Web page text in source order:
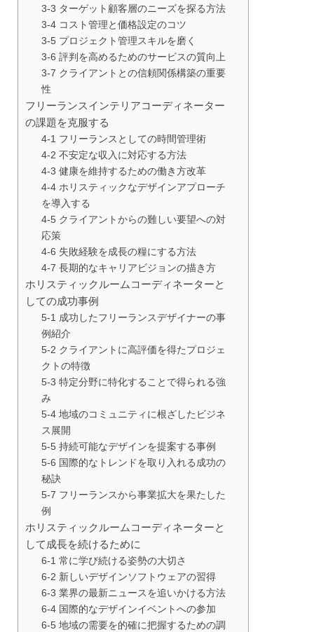
3-3 ターゲット顧客層のニーズを探る方法
3-4 コスト管理と価格設定のコツ
3-5 プロジェクト管理スキルを磨く
3-6 評判を高めるためのサービスの質向上
3-7 クライアントとの信頼関係構築の重要
性
フリーランスインテリアコーディネーター
の課題を克服する
4-1 フリーランスとしての時間管理術
4-2 不安定な収入に対応する方法
4-3 健康を維持するための働き方改革
4-4 ホリスティックなデザインアプローチ
を導入する
4-5 クライアントからの難しい要望への対
応策
4-6 失敗経験を成長の糧にする方法
4-7 長期的なキャリアビジョンの描き方
ホリスティックルームコーディネーターと
しての成功事例
5-1 成功したフリーランスデザイナーの事
例紹介
5-2 クライアントに高評価を得たプロジェ
クトの特徴
5-3 特定分野に特化することで得られる強
み
5-4 地域のコミュニティに根ざしたビジネ
ス展開
5-5 持続可能なデザインを提案する事例
5-6 国際的なトレンドを取り入れる成功の
秘訣
5-7 フリーランスから事業拡大を果たした
例
ホリスティックルームコーディネーターと
して成長を続けるために
6-1 常に学び続ける姿勢の大切さ
6-2 新しいデザインソフトウェアの習得
6-3 業界の最新ニュースを追いかける方法
6-4 国際的なデザインイベントへの参加
6-5 地域の需要を的確に把握するための調